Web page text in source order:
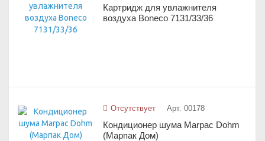
Картридж для увлажнителя
воздуха Boneco 7131/33/36
Отсутствует Арт. 00178
Кондиционер шума Marpac Dohm
(Марпак Дом)